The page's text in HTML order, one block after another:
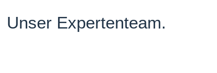
Unser Expertenteam.